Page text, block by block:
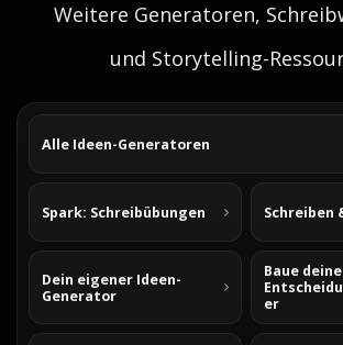
Weitere Generatoren,
und Storytelling-
Alle Ideen-Generatoren
Spark: Schreibübungen Schreiben
Dein eigener Ideen-
Generator
Baue
er